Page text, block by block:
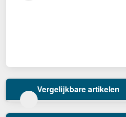
Vergelijkbare artikelen